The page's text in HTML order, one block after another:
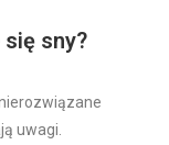
sny?
uwagi.